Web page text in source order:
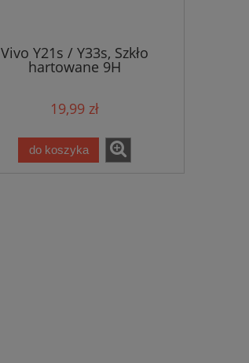
Vivo Y21s / Y33s, Szkło
hartowane 9H
19,99 zł
do koszyka